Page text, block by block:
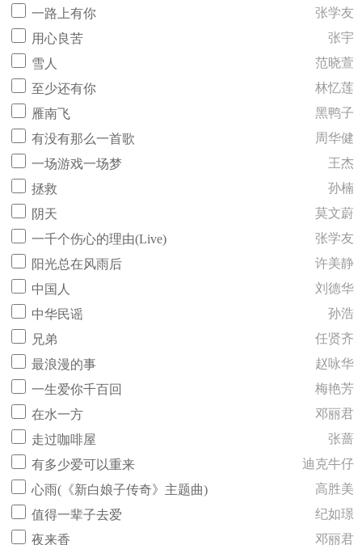
一路上有你
张学友
用心良苦
张宇
雪人
范晓萱
至少还有你
林忆莲
雁南飞
黑鸭子
有没有那么一首歌
周华健
一场游戏一场梦
王杰
拯救
孙楠
阴天
莫文蔚
一千个伤心的理由(Live)
张学友
阳光总在风雨后
许美静
中国人
刘德华
中华民谣
孙浩
兄弟
任贤齐
最浪漫的事
赵咏华
一生爱你千百回
梅艳芳
在水一方
邓丽君
走过咖啡屋
张蔷
有多少爱可以重来
迪克牛仔
心雨(《新白娘子传奇》主题曲)
高胜美
值得一辈子去爱
纪如璟
夜来香
邓丽君